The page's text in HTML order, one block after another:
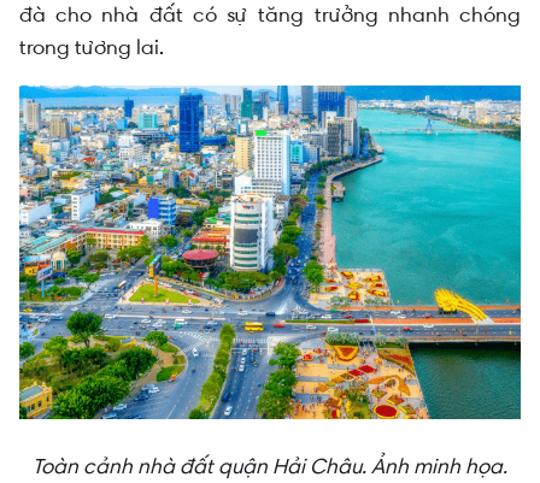
đà cho nhà đất có sự tăng trưởng nhanh chóng
trong tương lai.
Toàn cảnh nhà đất quận Hải Châu. Ảnh minh họa.